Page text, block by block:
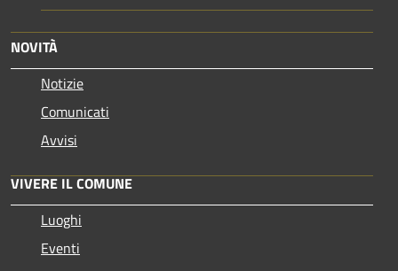
NOVITÀ
Notizie
Comunicati
Avvisi
VIVERE IL COMUNE
Luoghi
Eventi